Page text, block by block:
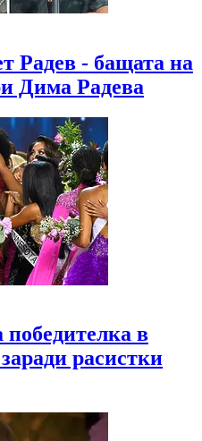
Радев - бащата на
Дима Радева
в
расистки